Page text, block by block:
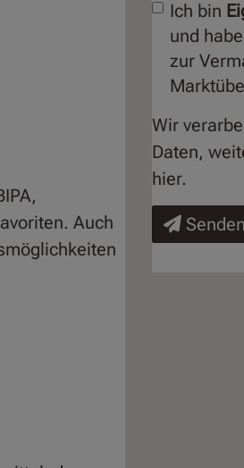
Auch
Ich bin
und
zur
Wir
Daten,
hier.
Senden